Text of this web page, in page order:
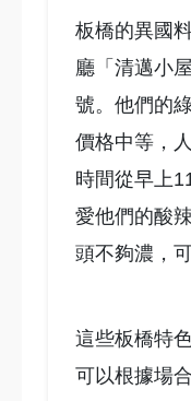
板橋的異國
廳「清邁小
號。他們的
價格中等，
時間從早上
愛他們的酸
頭不夠濃，
這些板橋特
可以根據場